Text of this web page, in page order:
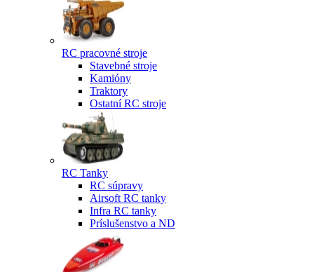
RC pracovné stroje
Stavebné stroje
Kamióny
Traktory
Ostatní RC stroje
RC Tanky
RC súpravy
Airsoft RC tanky
Infra RC tanky
Príslušenstvo a ND